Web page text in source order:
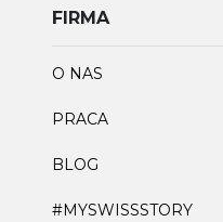
FIRMA
O NAS
PRACA
BLOG
#MYSWISSSTORY